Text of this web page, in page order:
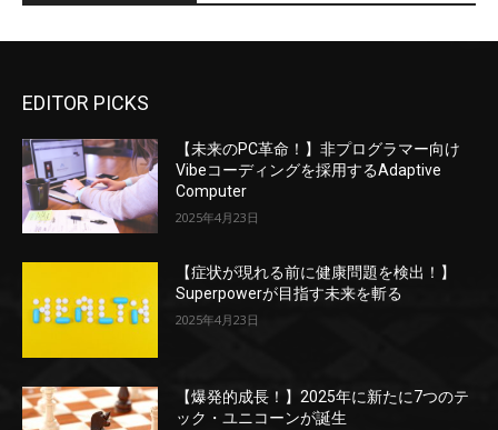
EDITOR PICKS
【未来のPC革命！】非プログラマー向け
Vibeコーディングを採用するAdaptive
Computer
2025年4月23日
【症状が現れる前に健康問題を検出！】
Superpowerが目指す未来を斬る
2025年4月23日
【爆発的成長！】2025年に新たに7つのテ
ック・ユニコーンが誕生